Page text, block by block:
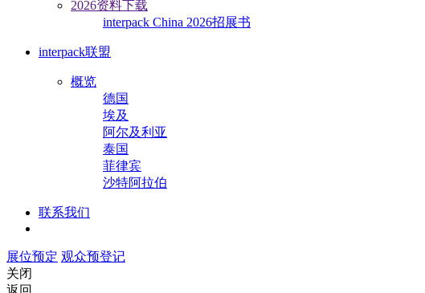
2026资料下载
interpack China 2026招展书
interpack联盟
概览
德国
埃及
阿尔及利亚
泰国
菲律宾
沙特阿拉伯
联系我们
展位预定 观众预登记
关闭
返回